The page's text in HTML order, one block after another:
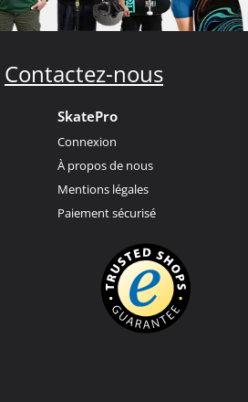
Contactez-nous
SkatePro
Connexion
À propos de nous
Mentions légales
Paiement sécurisé